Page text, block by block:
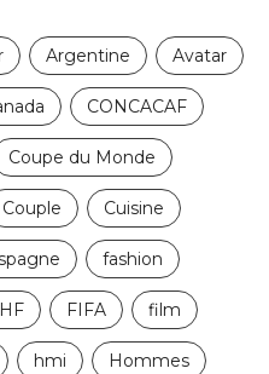
Argentine Avatar
CONCACAF
Coupe du Monde
Couple Cuisine
fashion
FIFA film
hmi Hommes